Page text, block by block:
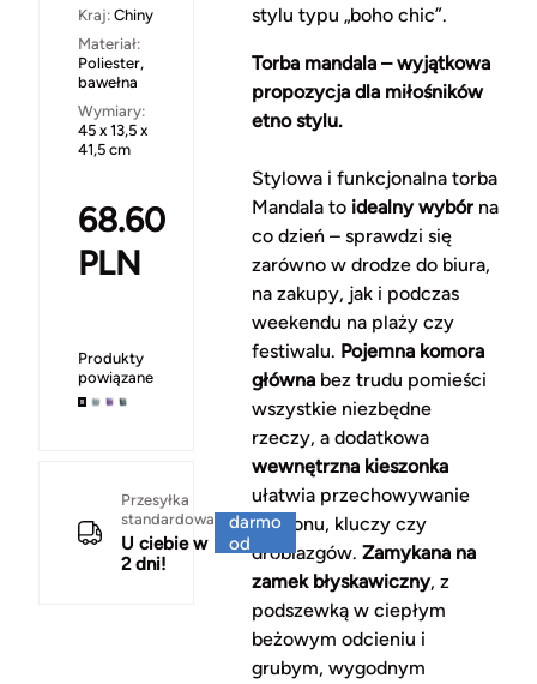
Kraj: Chiny
Materiał:
Poliester,
bawełna
Wymiary:
45 x 13,5 x
41,5 cm
68.60
PLN
Produkty
powiązane
Przesyłka
standardowa
U ciebie w
2 dni!
darmo
od
150 zł
stylu typu „boho chic”.
Torba mandala – wyjątkowa
propozycja dla miłośników
etno stylu.
Stylowa i funkcjonalna torba
Mandala to idealny wybórna
co dzień – sprawdzi się
zarówno w drodze do biura,
na zakupy, jak i podczas
weekendu na plaży czy
festiwalu. Pojemna komora
głównabez trudu pomieści
wszystkie niezbędne
rzeczy, a dodatkowa
wewnętrzna kieszonka
ułatwia przechowywanie
telefonu, kluczy czy
drobiazgów. Zamykana na
zamek błyskawiczny, z
podszewką w ciepłym
beżowym odcieniu i
grubym, wygodnym